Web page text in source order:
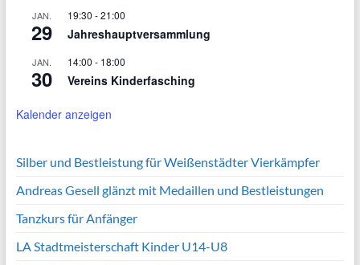
JAN.
29
19:30 -21:00
Jahreshauptversammlung
JAN.
30
14:00 - 18:00
Vereins Kinderfasching
Kalender anzeigen
Silber und Bestleistung für Weißenstädter Vierkämpfer
Andreas Gesell glänzt mit Medaillen und Bestleistungen
Tanzkurs für Anfänger
LA Stadtmeisterschaft Kinder U14-U8